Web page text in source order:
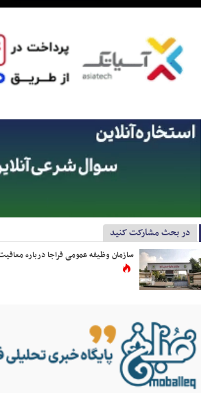
در بحث مشارکت کنید
سازمان وظیفه عمومی فراجا درباره